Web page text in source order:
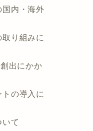
国内・海外
り組みに
出にかか
トの導入に
て